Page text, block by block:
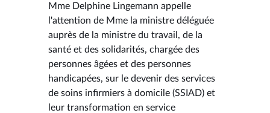
Mme Delphine Lingemann appelle
l'attention de Mme la ministre déléguée
auprès de la ministre du travail, de la
santé et des solidarités, chargée des
personnes âgées et des personnes
handicapées, sur le devenir des services
de soins infirmiers à domicile (SSIAD) et
leur transformation en service